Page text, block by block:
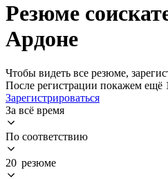
Резюме
Ардоне
Чтобы видеть все резюме,
После регистрации покажем ещё
Зарегистрироваться
За всё время
По соответствию
20 резюме